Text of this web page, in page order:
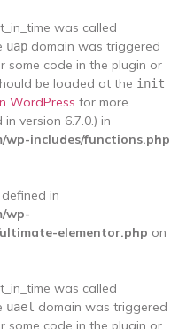
was called
uap domain was triggered
some code in the plugin or
be loaded at the init
WordPress for more
version 6.7.0.) in
wp-includes/functions.php
defined in
wp-
elementor.php on
was called
uael domain was triggered
some code in the plugin or